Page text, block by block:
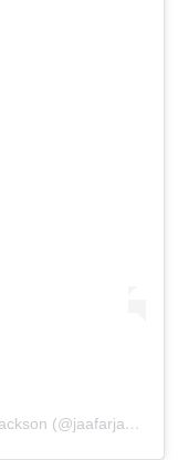
Una publicación compartida por Jaafar Jackson (@jaafarjackson)